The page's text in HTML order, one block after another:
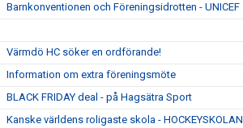
Barnkonventionen och Föreningsidrotten - UNICEF
Värmdö HC söker en ordförande!
Information om extra föreningsmöte
BLACK FRIDAY deal - på Hagsätra Sport
Kanske världens roligaste skola - HOCKEYSKOLAN